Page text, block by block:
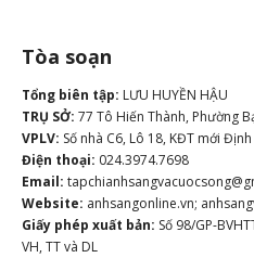
Tòa soạn
Tổng biên tập: LƯU HUYỀN HẬU
TRỤ SỞ: 77 Tô Hiến Thành, Phường
VPLV: Số nhà C6, Lô 18, KĐT mới
Điện thoại: 024.3974.7698
Email:
Website: anhsangonline.vn;
Giấy phép xuất bản: Số 98/GP-
VH, TT và DL